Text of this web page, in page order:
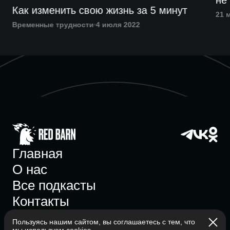
Как изменить свою жизнь за 5 минут
Временные трудности 4 июля 2022
21
Главная
О нас
Все подкасты
Контакты
Пользуясь нашим сайтом, вы соглашаетесь с тем, что